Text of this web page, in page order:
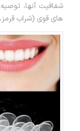
شفافیت آنها،
های قوی (شراب